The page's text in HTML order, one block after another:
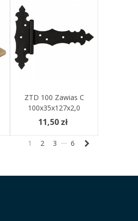
Zobacz Więcej
ZTD 100 Zawias C
100x35x127x2,0
11,50 zł
1 2 3 … 6